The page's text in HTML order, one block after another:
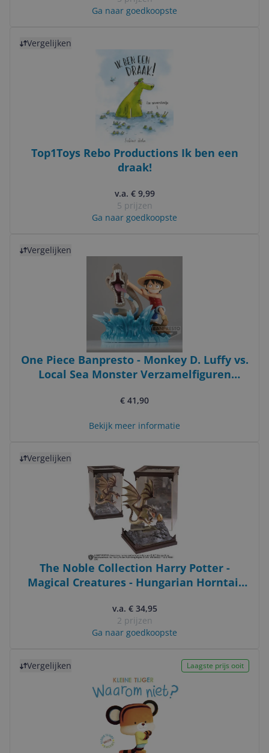
Ga naar goedkoopste
Vergelijken
Top1Toys Rebo Productions Ik ben een
draak!
v.a. € 9,99
5 prijzen
Ga naar goedkoopste
Vergelijken
One Piece Banpresto - Monkey D. Luffy vs.
Local Sea Monster Verzamelfiguren
€ 41,90
Bekijk meer informatie
Vergelijken
The Noble Collection Harry Potter -
Magical Creatures - Hungarian Horntail
v.a. € 34,95
2 prijzen
Ga naar goedkoopste
Vergelijken Laagste prijs ooit